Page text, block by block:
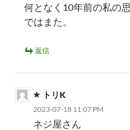
何となく10年前の私の
ではまた。
返信
トリK
2023-07-18 11:07 PM
ネジ屋さん